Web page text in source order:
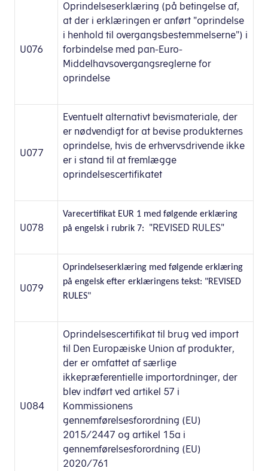
U076
Oprindelseserklæring (på betingelse af,
at der i erklæringen er anført "oprindelse
i henhold til overgangsbestemmelserne") i
forbindelse med pan-Euro-
Middelhavsovergangsreglerne for
oprindelse
U077
Eventuelt alternativt bevismateriale, der
er nødvendigt for at bevise produkternes
oprindelse, hvis de erhvervsdrivende ikke
er i stand til at fremlægge
oprindelsescertifikatet
U078
Varecertifikat EUR 1 med følgende erklæring
på engelsk i rubrik 7:
"REVISED RULES"
U079
Oprindelseserklæring med følgende erklæring
på engelsk efter erklæringens tekst: "REVISED
RULES"
U084
Oprindelsescertifikat til brug ved import
til Den Europæiske Union af produkter,
der er omfattet af særlige
ikkepræferentielle importordninger, der
blev indført ved artikel 57 i
Kommissionens
gennemførelsesforordning (EU)
2015/2447 og artikel 15a i
gennemførelsesforordning (EU)
2020/761